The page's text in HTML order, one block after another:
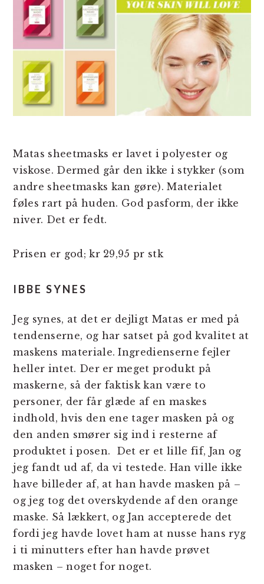
Matas sheetmasks er lavet i polyester og
viskose. Dermed går den ikke i stykker (som
andre sheetmasks kan gøre). Materialet
føles rart på huden. God pasform, der ikke
niver. Det er fedt.
Prisen er god; kr 29,95 pr stk
IBBE SYNES
Jeg synes, at det er dejligt Matas er med på
tendenserne, og har satset på god kvalitet at
maskens materiale. Ingredienserne fejler
heller intet. Der er meget produkt på
maskerne, så der faktisk kan være to
personer, der får glæde af en maskes
indhold, hvis den ene tager masken på og
den anden smører sig ind i resterne af
produktet i posen. Det er et lille fif, Jan og
jeg fandt ud af, da vi testede. Han ville ikke
have billeder af, at han havde masken på –
og jeg tog det overskydende af den orange
maske. Så lækkert, og Jan accepterede det
fordi jeg havde lovet ham at nusse hans ryg
i ti minutters efter han havde prøvet
masken – noget for noget.